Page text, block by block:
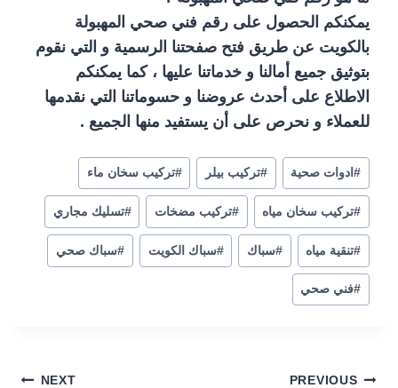
يمكنكم الحصول على رقم فني صحي المهبولة
بالكويت عن طريق فتح صفحتنا الرسمية و التي نقوم
بتوثيق جميع أمالنا و خدماتنا عليها ، كما يمكنكم
الاطلاع على أحدث عروضنا و حسوماتنا التي نقدمها
للعملاء و نحرص على أن يستفيد منها الجميع .
#ادوات صحية #تركيب بيلر #تركيب سخان ماء
#تركيب سخان مياه #تركيب مضخات #تسليك مجاري
#تنقية مياه #سباك #سباك الكويت #سباك صحي
#فني صحي
PREVIOUS
NEXT